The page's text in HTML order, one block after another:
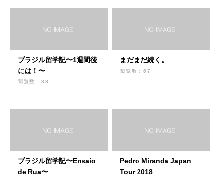
ブラジル留学記〜1週間後
には！〜
閲覧数：88
まだまだ続く。
閲覧数：67
ブラジル留学記〜Ensaio
de Rua〜
Pedro Miranda Japan
Tour 2018